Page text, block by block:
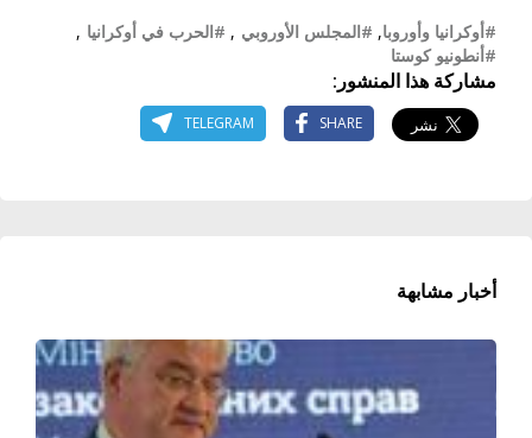
#أوكرانيا وأوروبا, #المجلس الأوروبي , #الحرب في أوكرانيا ,
#أنطونيو كوستا
مشاركة هذا المنشور:
SHARE
TELEGRAM
أخبار مشابهة